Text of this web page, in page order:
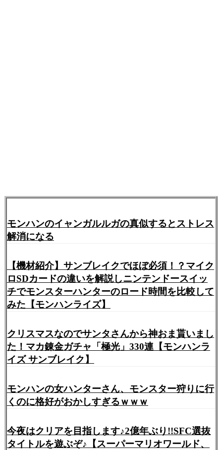
モンハンのイャンガルルガの真似するとストレス
解消になる
【機材紹介】サンブレイクでほぼ必須！？マイク
ロSDカードの違いを解説しニンテンドースイッ
チでモンスターハンターのロード時間を比較して
みた【モンハンライズ】
クリスマスなのでサンタさんから神おま貰いまし
た！マカ錬金ガチャ「極光」330連【モンハンラ
イズ サンブレイク】
モンハンの女ハンターさん、モンスター狩りに行
くのに格好がおかしすぎるｗｗｗ
今夜はクリアを目指します♪2億年ぶり!!SFC選抜
タイトルを遊ぶぞ♪【スーパーマリオワールド、